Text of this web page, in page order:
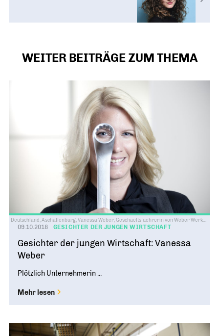
WEITER BEITRÄGE ZUM THEMA
Deutschland, Aschaffenburg, Vanessa Weber, Geschaeftsfuehrerin von Weber Werkzeuge, 03/2013
09.10.2018 GESICHTER DER JUNGEN WIRTSCHAFT
Gesichter der jungen Wirtschaft: Vanessa
Weber
Plötzlich Unternehmerin ...
Mehr lesen